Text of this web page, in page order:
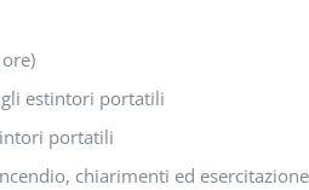
ore)
estintori portatili
portatili
chiarimenti ed